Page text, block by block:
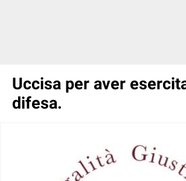
Uccisa per aver
difesa.